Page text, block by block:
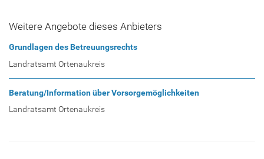
Weitere Angebote dieses Anbieters
Grundlagen des Betreuungsrechts
Landratsamt Ortenaukreis
Beratung/Information über Vorsorgemöglichkeiten
Landratsamt Ortenaukreis